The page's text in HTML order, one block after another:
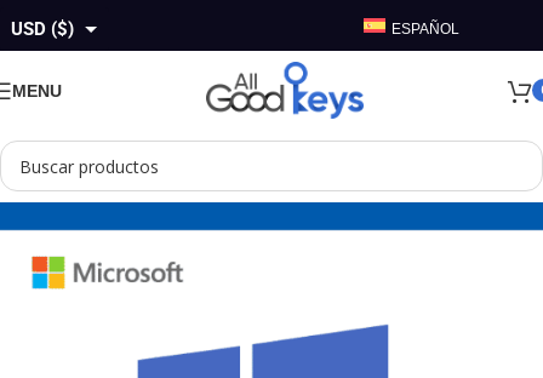
USD ($)
AUD ($)
ESPAÑOL
MENU